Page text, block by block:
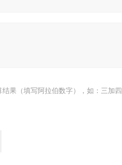
结果（填写阿拉伯数字），如：三加四